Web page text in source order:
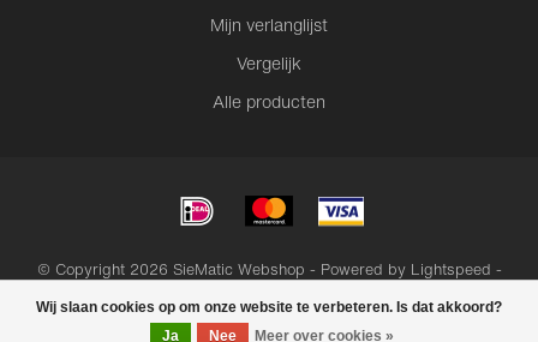
Wij slaan cookies op om onze website te verbeteren. Is dat akkoord?
Ja
Nee Meer over cookies »
Mijn verlanglijst
Vergelijk
Alle producten
© Copyright 2026 SieMatic Webshop - Powered by Lightspeed -
Lightspeed designbyDyvelopment